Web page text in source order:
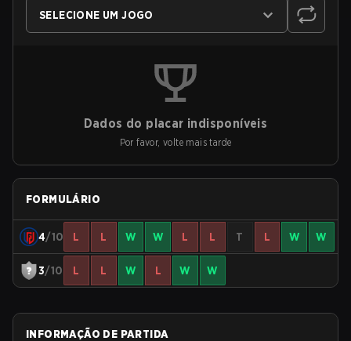
SELECIONE UM JOGO
Dados do placar indisponíveis
Por favor, volte mais tarde
FORMULÁRIO
4/10 L L W W L L T L W W
3/10 L L W L W W
INFORMAÇÃO DE PARTIDA